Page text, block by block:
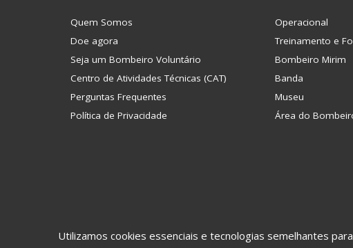
Quem Somos
Doe agora
Seja um Bombeiro Voluntário
Centro de Atividades Técnicas (CAT)
Perguntas Frequentes
Política de Privacidade
Operacional
Treinamento e
Bombeiro Mirim
Banda
Museu
Área do
©2017 CBVJ. Todos os direitos reservados.
Utilizamos cookies essenciais e tecnologias semelhantes